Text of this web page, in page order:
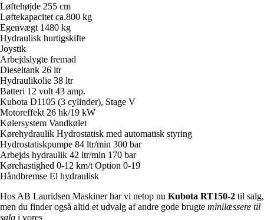
Løftehøjde 255 cm
Løftekapacitet ca.800 kg
Egenvægt 1480 kg
Hydraulisk hurtigskifte
Joystik
Arbejdslygte fremad
Dieseltank 26 ltr
Hydraulikolie 38 ltr
Batteri 12 volt 43 amp.
Kubota D1105 (3 cylinder), Stage V
Motoreffekt 26 hk/19 kW
Kølersystem Vandkølet
Kørehydraulik Hydrostatisk med automatisk styring
Hydrostatiskpumpe 84 ltr/min 300 bar
Arbejds hydraulik 42 ltr/min 170 bar
Kørehastighed 0-12 km/t Option 0-19
Håndbremse El hydraulisk
Hos AB Lauridsen Maskiner har vi netop nu Kubota RT150-2 til salg,
men du finder også altid et udvalg af andre gode brugte minilæssere til
salg i vores